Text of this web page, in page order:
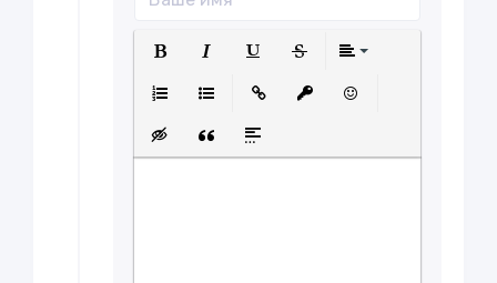
Вставка скрытого текста
Вставка цитаты
Вставка спойлера